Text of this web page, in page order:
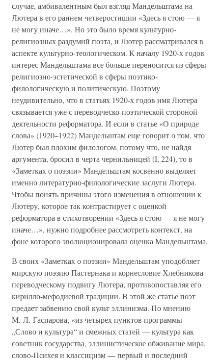
случае, амбивалентным был взгляд Мандельштама на
Лютера в его раннем четверостишии «Здесь я стою — я
не могу иначе…». Но это было время культурно-
религиозных раздумий поэта, и Лютер рассматривался в
аспекте культурно-теологическом. К началу 1920-х годов
интерес Мандельштама все больше переносится из сферы
религиозно-эстетической в сферы поэтико-
филологическую и политическую. Поэтому
неудивительно, что в статьях 1920-х годов имя Лютера
связывается уже с переводческо-поэтической стороной
деятельности реформатора. И если в статье «О природе
слова» (1920–1922) Мандельштам еще говорит о том, что
Лютер был плохим филологом, потому что, не найдя
аргумента, бросил в черта чернильницей (I, 224), то в
«Заметках о поэзии» Мандельштам косвенно выделяет
именно литературно-филологические заслуги Лютера.
Чтобы понять причины этого изменения в отношении к
Лютеру, которое так контрастирует с оценкой
реформатора в стихотворении «Здесь я стою — я не могу
иначе…», нужно подробнее рассмотреть контекст, на
фоне которого эволюционировала оценка Мандельштама.
В своих «Заметках о поэзии» Мандельштам уподобляет
мирскую поэзию Пастернака и корнесловие Хлебникова
переводческому подвигу Лютера, противопоставляя его
кирилло-мефодиевой традиции. В этой же статье поэт
предает забвению свой культ эллинизма. По мнению
М. Л. Гаспарова, «из четырех пунктов программы
„Слово и культура“ и смежных статей — культура как
советник государства, эллинистическое обживание мира,
слово-Психея и классицизм — первый и последний